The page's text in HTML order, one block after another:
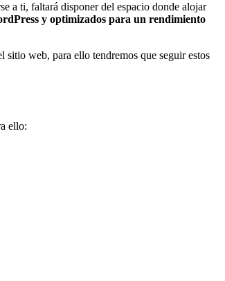
a ti, faltará disponer del espacio donde alojar
y optimizados para un rendimiento
web, para ello tendremos que seguir estos
ello: